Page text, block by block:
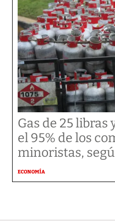
Gas de 25 libras
el 95% de los
minoristas,
ECONOMÍA